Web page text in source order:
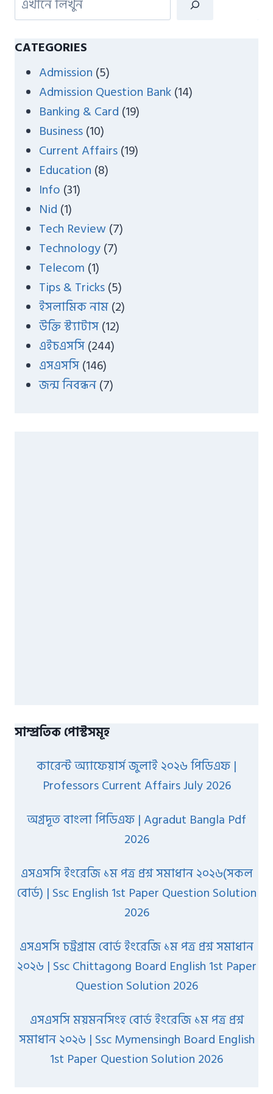
e
h
CATEGORIES
Admission (5)
Admission Question Bank(14)
Banking & Card (19)
Business(10)
Current Affairs(19)
Education (8)
Info (31)
Nid (1)
Tech Review(7)
Technology(7)
Telecom (1)
Tips & Tricks(5)
ইসলামিক নাম(2)
উক্তি স্ট্যাটাস(12)
এইচএসসি(244)
এসএসসি(146)
জন্ম নিবন্ধন(7)
সাম্প্রতিক পোস্টসমূহ
কারেন্ট অ্যাফেয়ার্স জুলাই ২০২৬ পিডিএফ |
Professors Current Affairs July 2026
অগ্রদূত বাংলা পিডিএফ | Agradut Bangla Pdf
2026
এসএসসি ইংরেজি ১ম পত্র প্রশ্ন সমাধান ২০২৬(সকল
বোর্ড) | Ssc English 1st Paper Question Solution
2026
এসএসসি চট্রগ্রাম বোর্ড ইংরেজি ১ম পত্র প্রশ্ন সমাধান
২০২৬ | Ssc Chittagong Board English 1st Paper
Question Solution 2026
এসএসসি ময়মনসিংহ বোর্ড ইংরেজি ১ম পত্র প্রশ্ন
সমাধান ২০২৬ | Ssc Mymensingh Board English
1st Paper Question Solution 2026